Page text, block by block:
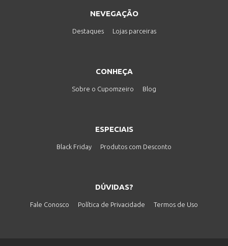
NEVEGAÇÃO
Destaques Lojas parceiras
CONHEÇA
Sobre o Cupomzeiro Blog
ESPECIAIS
Black Friday Produtos com Desconto
DÚVIDAS?
Fale Conosco Política de Privacidade Termos de Uso